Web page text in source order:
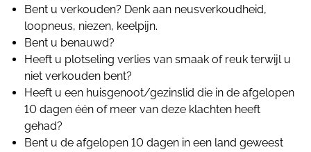
Bent u verkouden? Denk aan neusverkoudheid,
loopneus, niezen, keelpijn.
Bent u benauwd?
Heeft u plotseling verlies van smaak of reuk terwijl u
niet verkouden bent?
Heeft u een huisgenoot/gezinslid die in de afgelopen
10 dagen één of meer van deze klachten heeft
gehad?
Bent u de afgelopen 10 dagen in een land geweest